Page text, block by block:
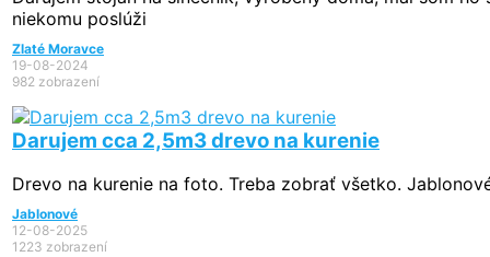
niekomu poslúži
Zlaté Moravce
19-08-2024
982 zobrazení
Darujem cca 2,5m3 drevo na kurenie
Drevo na kurenie na foto. Treba zobrať všetko.
Jablonové
12-08-2025
1223 zobrazení